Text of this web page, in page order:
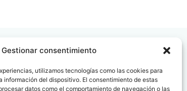
Gestionar consentimiento
utilizamos tecnologías como las cookies para
información del dispositivo. El consentimiento de estas
datos como el comportamiento de navegación o las